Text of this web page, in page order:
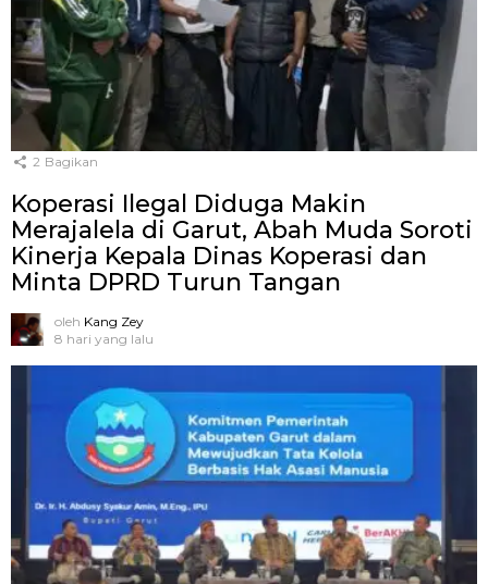
2 Bagikan
Koperasi Ilegal Diduga Makin
Merajalela di Garut, Abah Muda Soroti
Kinerja Kepala Dinas Koperasi dan
Minta DPRD Turun Tangan
oleh Kang Zey
8 hari yang lalu